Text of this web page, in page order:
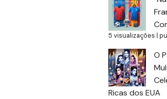
5 visualizações |
O
Ricas dos EUA